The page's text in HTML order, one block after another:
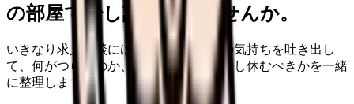
の部屋で少し話してみませんか。
いきなり求人相談には進みません。今の気持ちを吐き出し
て、何がつらいのか、辞めるべきか、少し休むべきかを一緒
に整理します。